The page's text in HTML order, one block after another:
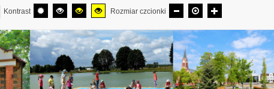
Kontrast Rozmiar czcionki